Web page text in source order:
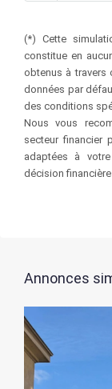
(*) Cette
constitue en
obtenus à travers
données par
des conditions
Nous vous
secteur financier
adaptées à
décision
Annonces